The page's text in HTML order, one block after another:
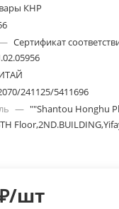
КНР
Сертификат
241125/5411696
— ""Shantou Honghu
/шт